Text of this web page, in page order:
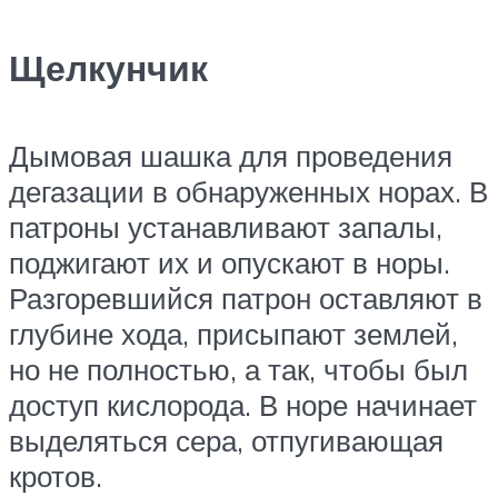
Щелкунчик
Дымовая шашка для проведения
дегазации в обнаруженных норах. В
патроны устанавливают запалы,
поджигают их и опускают в норы.
Разгоревшийся патрон оставляют в
глубине хода, присыпают землей,
но не полностью, а так, чтобы был
доступ кислорода. В норе начинает
выделяться сера, отпугивающая
кротов.